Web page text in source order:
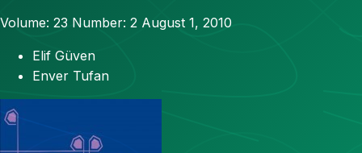
Volume: 23 Number: 2 August 1, 2010
Elif Güven
Enver Tufan